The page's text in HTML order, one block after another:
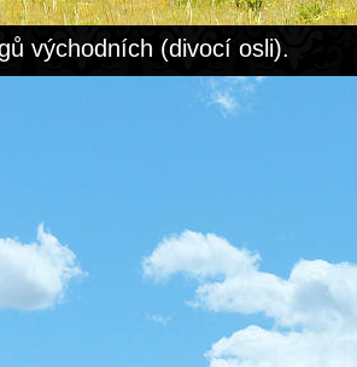
východních (divocí osli).